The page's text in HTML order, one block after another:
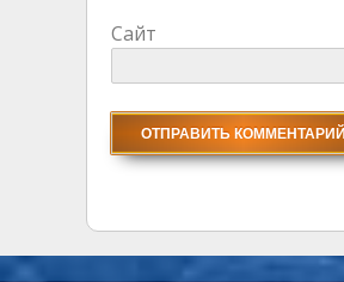
Сайт